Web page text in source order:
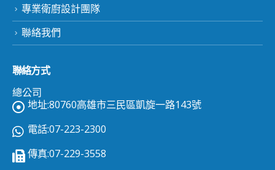
專業衛廚設計團隊
聯絡我們
聯絡方式
總公司
地址:80760高雄市三民區凱旋一路143號
電話:07-223-2300
傳真:07-229-3558